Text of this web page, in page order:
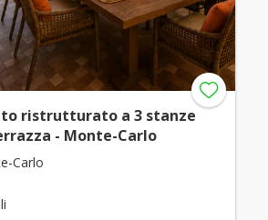
ristrutturato a 3 stanze
- Monte-Carlo
Carlo